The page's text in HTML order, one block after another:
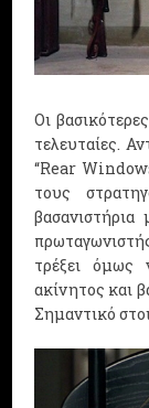
Οι
τελευταίες.
“Rear
τους
τρέξει όμως
ακίνητος και
Σημαντικό